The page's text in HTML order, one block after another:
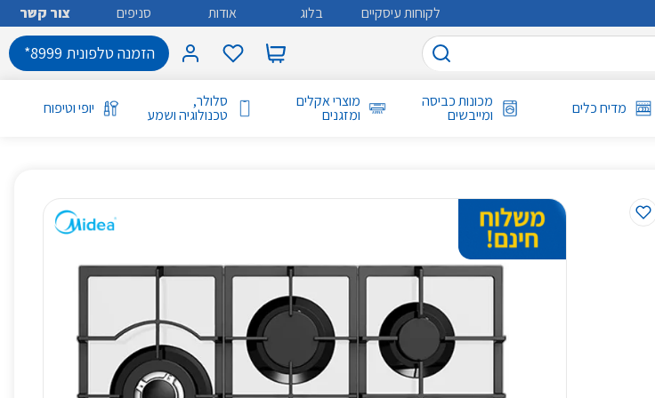
לקוחות עיסקיים בלוג אודות סניפים צור קשר
הזמנה טלפונית 8999*
מדיח כלים מכונות כביסה
ומייבשים
מוצרי אקלים
ומזגנים
סלולר,
טכנולוגיה ושמע יופי וטיפוח